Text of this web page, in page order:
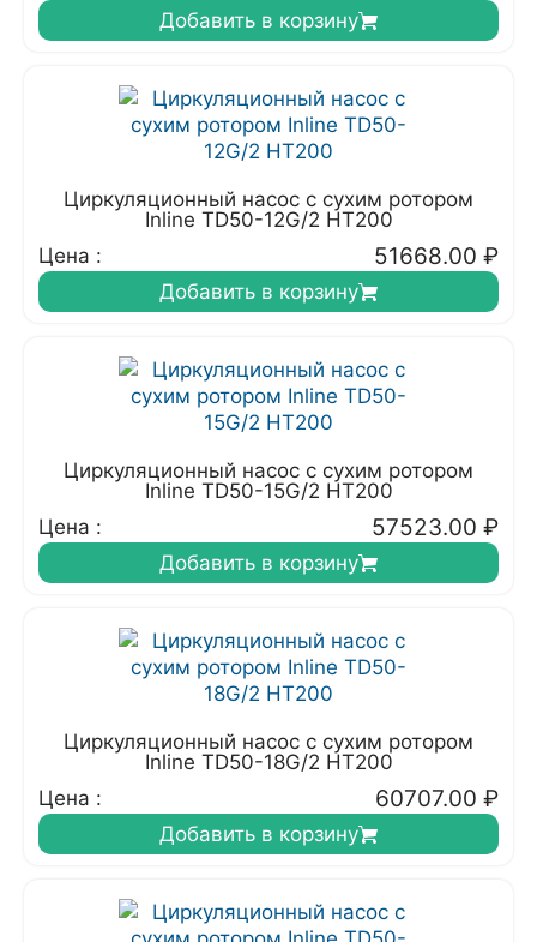
Добавить в корзину
Циркуляционный насос с сухим ротором
Inline TD50-12G/2 HT200
Цена :
51668.00 ₽
Добавить в корзину
Циркуляционный насос с сухим ротором
Inline TD50-15G/2 HT200
Цена :
57523.00 ₽
Добавить в корзину
Циркуляционный насос с сухим ротором
Inline TD50-18G/2 HT200
Цена :
60707.00 ₽
Добавить в корзину